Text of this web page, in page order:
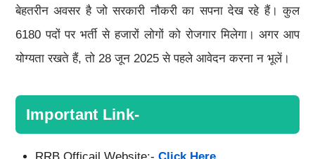
बेहतरीन अवसर है जो सरकारी नौकरी का सपना देख रहे हैं। कुल
6180 पदों पर भर्ती से हजारों लोगों को रोजगार मिलेगा। अगर आप
योग्यता रखते हैं, तो 28 जून 2025 से पहले आवेदन करना न भूलें।
Important Link-
RRB Officail Website:- Click Here